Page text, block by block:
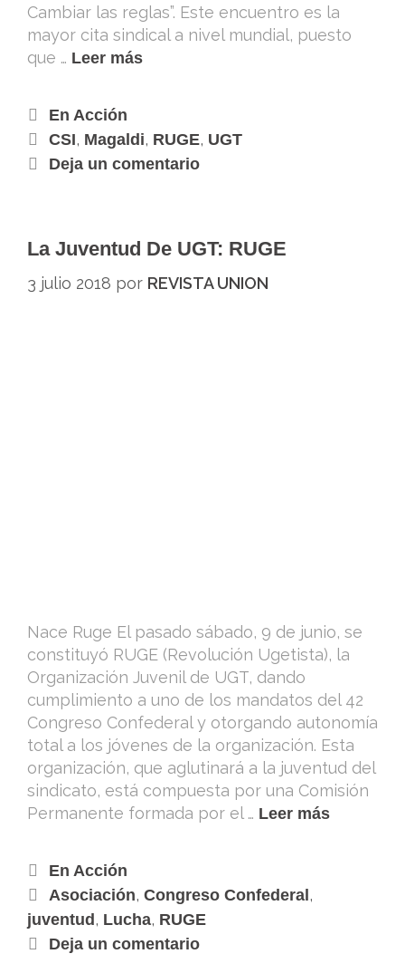
Cambiar las reglas”. Este encuentro es la
mayor cita sindical a nivel mundial, puesto
que … Leer más
En Acción
CSI, Magaldi, RUGE, UGT
Deja un comentario
La Juventud De UGT: RUGE
3 julio 2018 por REVISTA UNION
Nace Ruge El pasado sábado, 9 de junio, se
constituyó RUGE (Revolución Ugetista), la
Organización Juvenil de UGT, dando
cumplimiento a uno de los mandatos del 42
Congreso Confederal y otorgando autonomía
total a los jóvenes de la organización. Esta
organización, que aglutinará a la juventud del
sindicato, está compuesta por una Comisión
Permanente formada por el … Leer más
En Acción
Asociación, Congreso Confederal,
juventud, Lucha, RUGE
Deja un comentario